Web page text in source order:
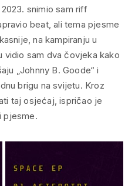
snimio sam riff
beat, ali tema pjesme
na kampiranju u
vidio sam dva čovjeka kako
„Johnny B. Goode“ i
brigu na svijetu. Kroz
taj osjećaj, ispričao je
pjesme.